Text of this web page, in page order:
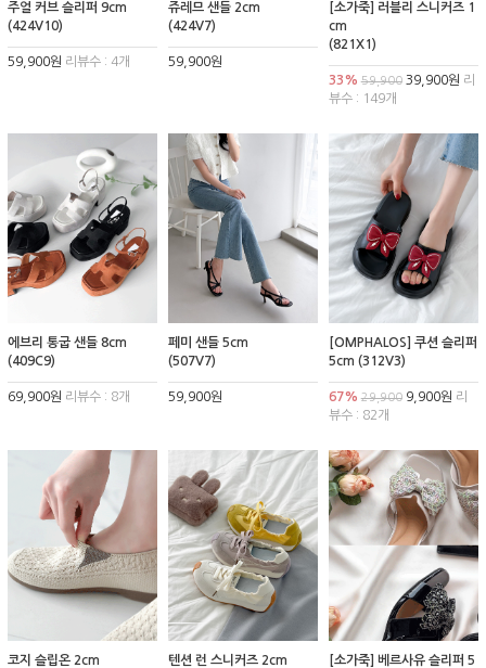
주얼 커브 슬리퍼 9cm
(424V10)
59,900원 리뷰수 : 4개
쥬레므 샌들 2cm
(424V7)
59,900원
[소가죽] 러블리 스니커즈 1
cm
(821X1)
33% 59,90039,900원 리
뷰수 : 149개
에브리 통굽 샌들 8cm
(409C9)
69,900원 리뷰수 : 8개
페미 샌들 5cm
(507V7)
59,900원
[OMPHALOS] 쿠션 슬리퍼
5cm (312V3)
67% 29,9009,900원 리
뷰수 : 82개
코지 슬립온 2cm
텐션 런 스니커즈 2cm
[소가죽] 베르사유 슬리퍼 5